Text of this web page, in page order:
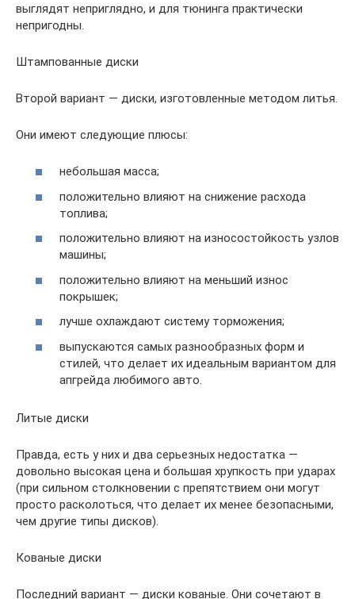
выглядят неприглядно, и для тюнинга практически
непригодны.
Штампованные диски
Второй вариант — диски, изготовленные методом литья.
Они имеют следующие плюсы:
небольшая масса;
положительно влияют на снижение расхода
топлива;
положительно влияют на износостойкость узлов
машины;
положительно влияют на меньший износ
покрышек;
лучше охлаждают систему торможения;
выпускаются самых разнообразных форм и
стилей, что делает их идеальным вариантом для
апгрейда любимого авто.
Литые диски
Правда, есть у них и два серьезных недостатка —
довольно высокая цена и большая хрупкость при ударах
(при сильном столкновении с препятствием они могут
просто расколоться, что делает их менее безопасными,
чем другие типы дисков).
Кованые диски
Последний вариант — диски кованые. Они сочетают в